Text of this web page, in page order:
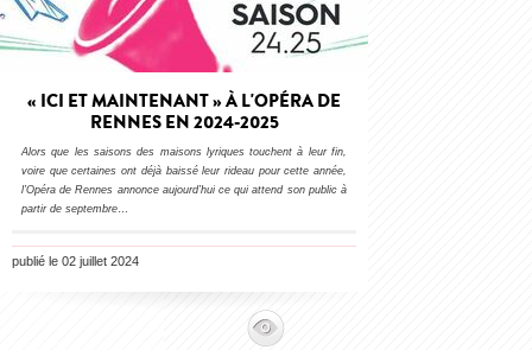
« ICI ET MAINTENANT » À L'OPÉRA DE
RENNES EN 2024-2025
Alors que les saisons des maisons lyriques touchent à leur fin,
voire que certaines ont déjà baissé leur rideau pour cette année,
l’Opéra de Rennes annonce aujourd’hui ce qui attend son public à
partir de septembre…
publié le 02 juillet 2024